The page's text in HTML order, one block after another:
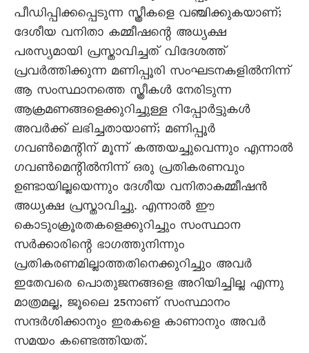
പീഡിപ്പിക്കപ്പെടുന്ന സ്ത്രീകളെ വഞ്ചിക്കുകയാണ്;
ദേശീയ വനിതാ കമ്മീഷന്റെ അധ്യക്ഷ
പരസ്യമായി പ്രസ്താവിച്ചത് വിദേശത്ത്
പ്രവർത്തിക്കുന്ന മണിപ്പൂരി സംഘടനകളിൽനിന്ന്
ആ സംസ്ഥാനത്തെ സ്ത്രീകൾ നേരിടുന്ന
ആക്രമണങ്ങളെക്കുറിച്ചുള്ള റിപ്പോർട്ടുകൾ
അവർക്ക് ലഭിച്ചതായാണ്; മണിപ്പൂർ
ഗവൺമെന്റിന് മൂന്ന് കത്തയച്ചുവെന്നും എന്നാൽ
ഗവൺമെന്റിൽനിന്ന് ഒരു പ്രതികരണവും
ഉണ്ടായില്ലയെന്നും ദേശീയ വനിതാകമ്മീഷൻ
അധ്യക്ഷ പ്രസ്താവിച്ചു. എന്നാൽ ഈ
കൊടുംക്രൂരതകളെക്കുറിച്ചും സംസ്ഥാന
സർക്കാരിന്റെ ഭാഗത്തുനിന്നും
പ്രതികരണമില്ലാത്തതിനെക്കുറിച്ചും അവർ
ഇതേവരെ പൊതുജനങ്ങളെ അറിയിച്ചില്ല എന്നു
മാത്രമല്ല, ജൂലെെ 25നാണ് സംസ്ഥാനം
സന്ദർശിക്കാനും ഇരകളെ കാണാനും അവർ
സമയം കണ്ടെത്തിയത്.